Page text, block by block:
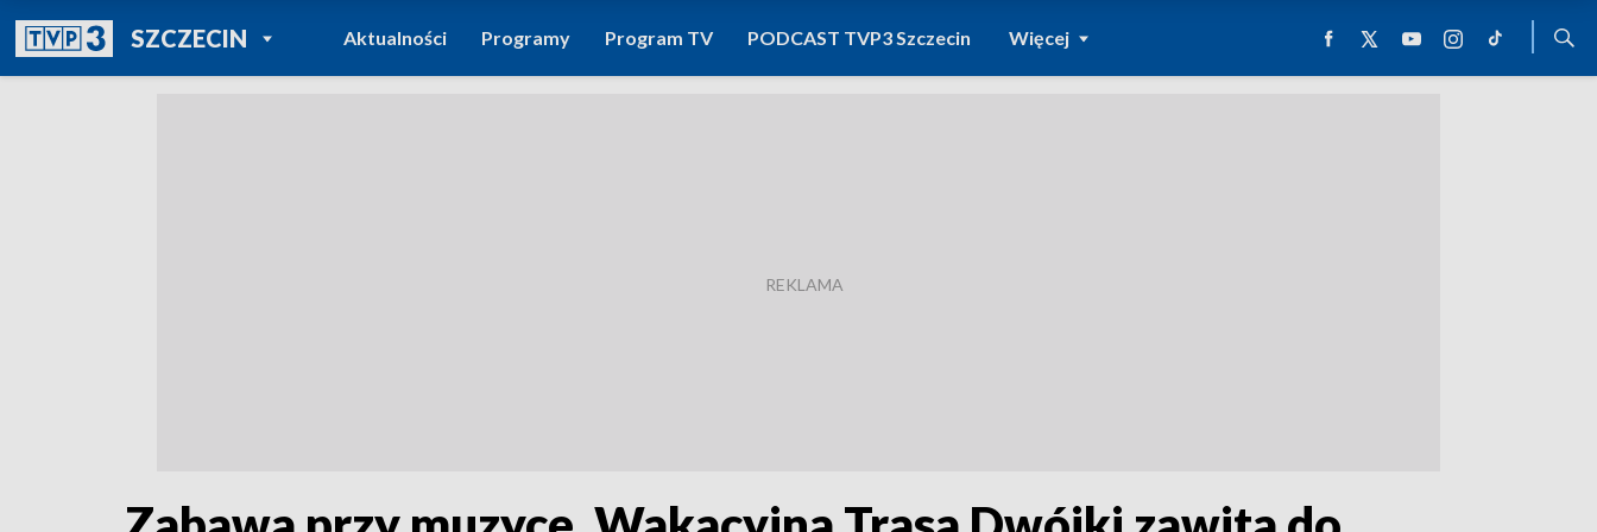
SZCZECINPOWRÓT DO
TVP REGIONY
Aktualności Programy Program TV PODCAST TVP3 Szczecin Więcej